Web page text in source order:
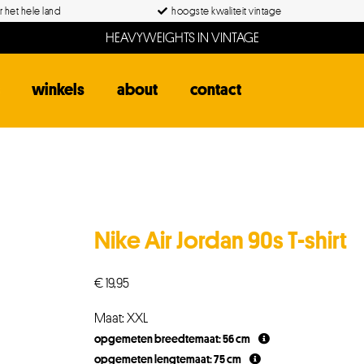
het hele land hoogste kwaliteit vintage
HEAVYWEIGHTS IN VINTAGE
winkels about contact
Nike Air Jordan 90s T-shirt
€19,95
Maat: XXL
opgemeten breedtemaat: 56 cm
opgemeten lengtemaat: 75 cm